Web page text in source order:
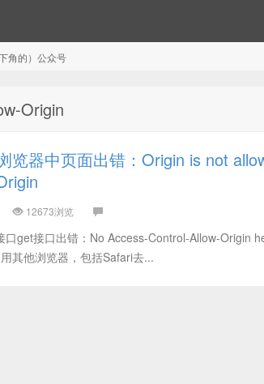
角的）公众号
Origin
览器中页面出错：Origin is not
12673浏览
口get接口出错：No Access-Control-Allow-Origin
其他浏览器，包括Safari去...